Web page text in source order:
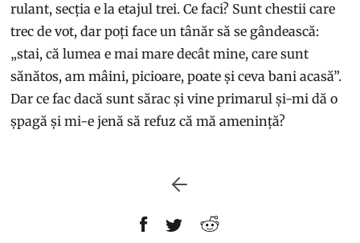
rulant, secția e la etajul trei. Ce faci? Sunt chestii care
trec de vot, dar poți face un tânăr să se gândească:
„stai, că lumea e mai mare decât mine, care sunt
sănătos, am mâini, picioare, poate și ceva bani acasă”.
Dar ce fac dacă sunt sărac și vine primarul și-mi dă o
șpagă și mi-e jenă să refuz că mă amenință?